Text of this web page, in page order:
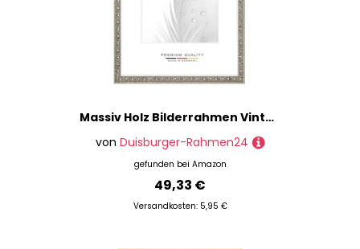
Massiv Holz Bilderrahmen Vintage Retro 35 x 80 cm in Alt-Silber Barock | inkl. bruchsicherer Anti-Reflex Kunstglasscheibe | Rahmen für Poster | Puzzle | Foto collage DR110
von Duisburger-Rahmen24
gefunden bei Amazon
49,33 €
Versandkosten: 5,95 €